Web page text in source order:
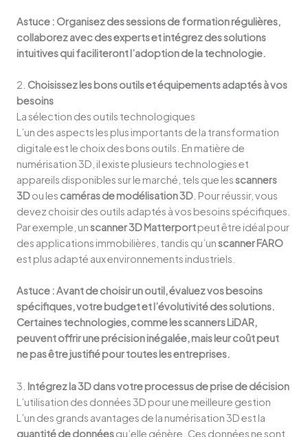
Astuce : Organisez des sessions de formation régulières,
collaborez avec des experts et intégrez des solutions
intuitives qui faciliteront l’adoption de la technologie.
2. Choisissez les bons outils et équipements adaptés à vos
besoins
La sélection des outils technologiques
L’un des aspects les plus importants de la transformation
digitale est le choix des bons outils. En matière de
numérisation 3D, il existe plusieurs technologies et
appareils disponibles sur le marché, tels que lesscanners
3Dou les caméras de modélisation 3D . Pour réussir, vous
devez choisir des outils adaptés à vos besoins spécifiques.
Par exemple, unscanner 3D Matterportpeut être idéal pour
des applications immobilières, tandis qu’unscanner FARO
est plus adapté aux environnements industriels.
Astuce : Avant de choisir un outil, évaluez vos besoins
spécifiques, votre budget et l’évolutivité des solutions.
Certaines technologies, comme les scanners LiDAR,
peuvent offrir une précision inégalée, mais leur coût peut
ne pas être justifié pour toutes les entreprises.
3. Intégrez la 3D dans votre processus de prise de décision
L’utilisation des données 3D pour une meilleure gestion
L’un des grands avantages de la numérisation 3D est la
quantité de donnéesqu’elle génère. Ces données ne sont